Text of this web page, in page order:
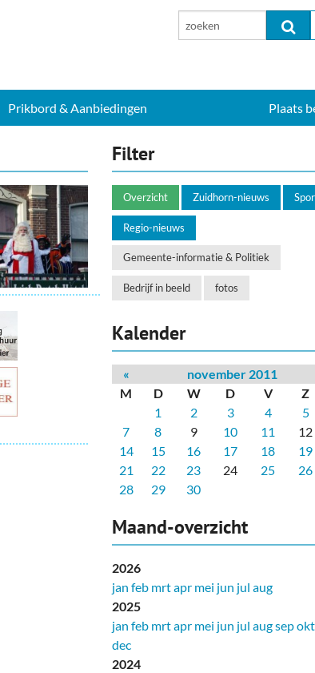
& Fietsen
in Zuidhorn
& Hypotheken
Prikbord & Aanbiedingen Plaats
Filter
Overzicht Zuidhorn-nieuws
Regio-nieuws
Gemeente-informatie & Politiek
Bedrijf in beeld fotos
Kalender
« november 2011
M
D W D V Z
1
2 3 4 5
7
8 9 10 11 12
14
15 16 17 18 19
21
22 23 24 25 26
28
29 30
Maand-overzicht
2026
jan feb mrtapr mei jun jul aug
2025
jan feb mrtapr mei jun jul augsepokt
dec
2024